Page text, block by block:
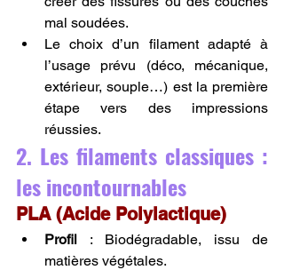
mal soudées.
Le choix d’un filament adapté à
l’usage prévu (déco, mécanique,
extérieur, souple…) est la première
étape vers des impressions
réussies.
2. Les filaments classiques :
les incontournables
PLA (Acide Polylactique)
Profil : Biodégradable, issu de
matières végétales.